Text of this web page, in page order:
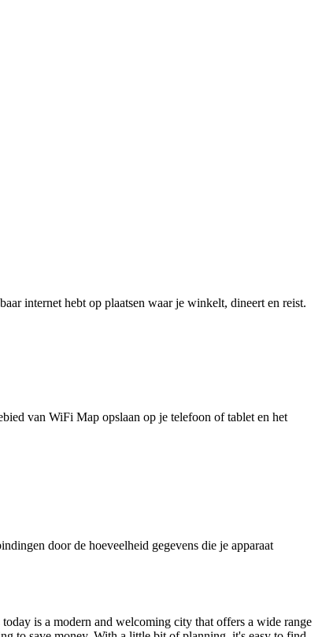
internet hebt op plaatsen waar je winkelt, dineert en reist.
van WiFi Map opslaan op je telefoon of tablet en het
door de hoeveelheid gegevens die je apparaat
is a modern and welcoming city that offers a wide range